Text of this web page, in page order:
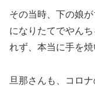
その当時、下の娘
になりたてでやん
れず、本当に手を焼
旦那さんも、コロ